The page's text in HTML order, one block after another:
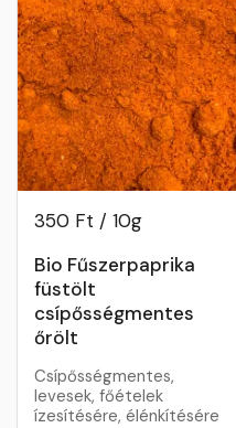
350 Ft / 10g
Bio Fűszerpaprika
füstölt
csípősségmentes
őrölt
Csípősségmentes,
levesek, főételek
ízesítésére, élénkítésére